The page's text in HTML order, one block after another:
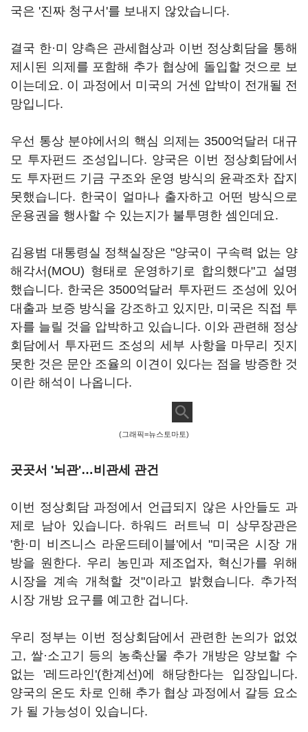
국은 '진짜 청구서'를 보내지 않았습니다.
결국 한·미 양측은 관세협상과 이번 정상회담을 통해
제시된 의제를 포함해 추가 협상에 돌입할 것으로 보
이는데요. 이 과정에서 미국의 거센 압박이 전개될 전
망입니다.
우선 통상 분야에서의 핵심 의제는 3500억달러 대규
모 투자펀드 조성입니다. 양국은 이번 정상회담에서
도 투자펀드 기금 구조와 운영 방식의 윤곽조차 잡지
못했습니다. 한국이 얼마나 출자하고 어떤 방식으로
운용권을 행사할 수 있는지가 불투명한 셈인데요.
김용범 대통령실 정책실장은 "양국이 구속력 없는 양
해각서(MOU) 형태로 운영하기로 합의했다"고 설명
했습니다. 한국은 3500억달러 투자펀드 조성에 있어
대출과 보증 방식을 강조하고 있지만, 미국은 직접 투
자를 늘릴 것을 압박하고 있습니다. 이와 관련해 정상
회담에서 투자펀드 조성의 세부 사항을 마무리 짓지
못한 것은 문안 조율의 이견이 있다는 점을 방증한 것
이란 해석이 나옵니다.
(그래픽=뉴스토마토)
곳곳서 '뇌관'…비관세 관건
이번 정상회담 과정에서 언급되지 않은 사안들도 과
제로 남아 있습니다. 하워드 러트닉 미 상무장관은
'한·미 비즈니스 라운드테이블'에서 "미국은 시장 개
방을 원한다. 우리 농민과 제조업자, 혁신가를 위해
시장을 계속 개척할 것"이라고 밝혔습니다. 추가적
시장 개방 요구를 예고한 겁니다.
우리 정부는 이번 정상회담에서 관련한 논의가 없었
고, 쌀·소고기 등의 농축산물 추가 개방은 양보할 수
없는 '레드라인'(한계선)에 해당한다는 입장입니다.
양국의 온도 차로 인해 추가 협상 과정에서 갈등 요소
가 될 가능성이 있습니다.